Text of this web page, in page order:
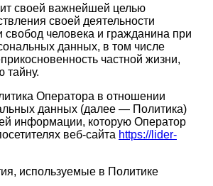
своей важнейшей целью
своей деятельности
человека и гражданина при
данных, в том числе
частной жизни,
тайну.
Оператора в отношении
данных (далее — Политика)
информации, которую Оператор
веб-сайта https://lider-
используемые в Политике